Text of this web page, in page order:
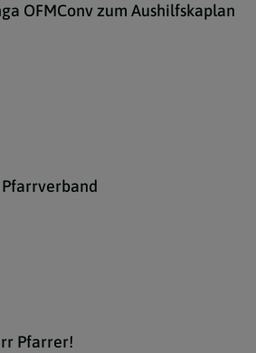
OFMConv zum Aushilfskaplan
Pfarrer!